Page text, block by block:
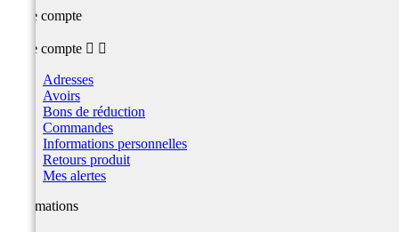
Votre compte
Votre compte  
Adresses
Avoirs
Bons de réduction
Commandes
Informations personnelles
Retours produit
Mes alertes
Informations